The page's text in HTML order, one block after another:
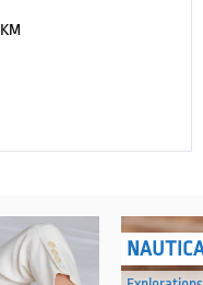
KM